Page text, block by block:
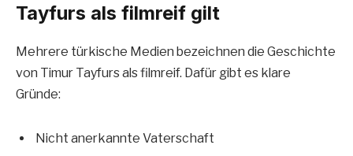
Tayfurs als filmreif gilt
Mehrere türkische Medien bezeichnen die Geschichte
von Timur Tayfurs als filmreif. Dafür gibt es klare
Gründe:
Nicht anerkannte Vaterschaft